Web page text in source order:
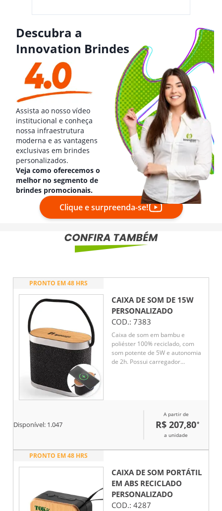
Descubra a
Innovation Brindes
Assista ao nosso vídeo
institucional e conheça
nossa infraestrutura
moderna e as vantagens
exclusivas em brindes
personalizados.
Veja como oferecemos o
melhor no segmento de
brindes promocionais.
Clique e surpreenda-se!
PRONTO EM 48 HRS
CAIXA DE SOM DE 15W
PERSONALIZADO
COD.: 7383
Caixa de som em bambu e
poliéster 100% reciclado, com
som potente de 5W e autonomia
de 2h. Possui carregador
sem fio. Acompanha cabo USB-
C. Um brinde moderno, útil e
com apelo ecológico.
Disponível: 1.047
A partir de
R$ 207,80*
a unidade
PRONTO EM 48 HRS
CAIXA DE SOM PORTÁTIL
EM ABS RECICLADO
PERSONALIZADO
COD.: 4287